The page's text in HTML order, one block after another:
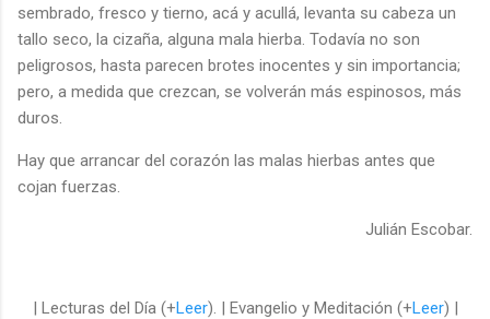
sembrado, fresco y tierno, acá y acullá, levanta su cabeza un
tallo seco, la cizaña, alguna mala hierba. Todavía no son
peligrosos, hasta parecen brotes inocentes y sin importancia;
pero, a medida que crezcan, se volverán más espinosos, más
duros.
Hay que arrancar del corazón las malas hierbas antes que
cojan fuerzas.
Julián Escobar.
| Lecturas del Día (+Leer). | Evangelio y Meditación (+Leer) |